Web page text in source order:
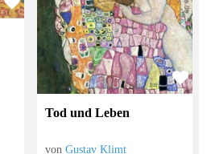
Tod und Leben
vonGustav Klimt